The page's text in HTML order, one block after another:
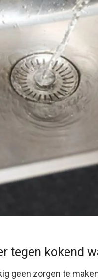
tegen kokend
geen zorgen te